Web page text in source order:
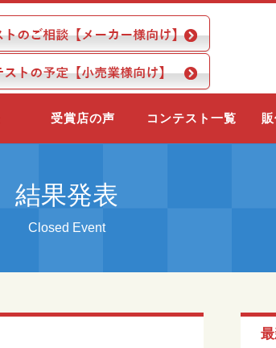
受賞店の声 コンテスト一覧
結果発表
Closed Event